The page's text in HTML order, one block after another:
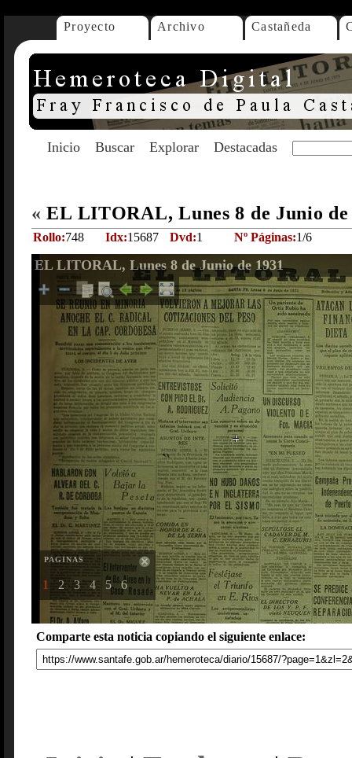
Proyecto Archivo Castañeda
Inicio Buscar Explorar Destacadas
« EL LITORAL, Lunes 8 de Junio
Rollo:748 Idx:15687 Dvd:1 Nº Páginas:1/6
EL LITORAL, Lunes 8 de Junio de 1931
PAGINAS
1 2 3 4 5 6
Comparte esta noticia copiando el siguiente enlace: